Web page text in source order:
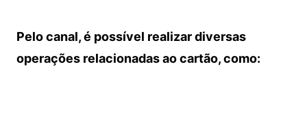
Pelo canal, é possível realizar diversas
operações relacionadas ao cartão, como: